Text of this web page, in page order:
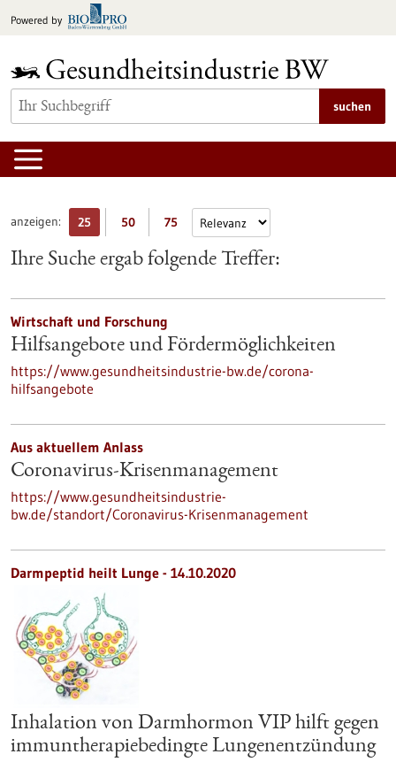
Inhalt
Powered by
suchen
anzeigen: 25 50 75
Ihre Suche ergab folgende Treffer:
Wirtschaft und Forschung
Hilfsangebote und Fördermöglichkeiten
https://www.gesundheitsindustrie-bw.de/corona-
hilfsangebote
Aus aktuellem Anlass
Coronavirus-Krisenmanagement
https://www.gesundheitsindustrie-
bw.de/standort/Coronavirus-Krisenmanagement
Darmpeptid heilt Lunge - 14.10.2020
Inhalation von Darmhormon VIP hilft gegen
immuntherapiebedingte Lungenentzündung